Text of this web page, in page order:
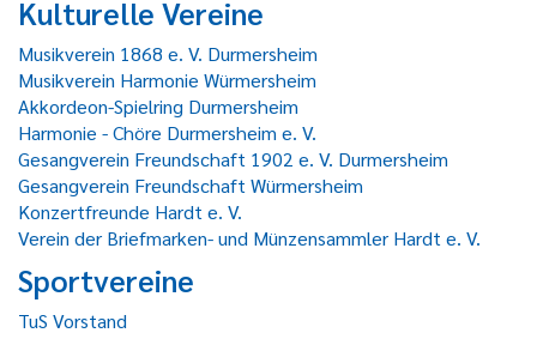
Kulturelle Vereine
Musikverein 1868 e. V. Durmersheim
Musikverein Harmonie Würmersheim
Akkordeon-Spielring Durmersheim
Harmonie - Chöre Durmersheim e. V.
Gesangverein Freundschaft 1902 e. V. Durmersheim
Gesangverein Freundschaft Würmersheim
Konzertfreunde Hardt e. V.
Verein der Briefmarken- und Münzensammler Hardt e. V.
Sportvereine
TuS Vorstand